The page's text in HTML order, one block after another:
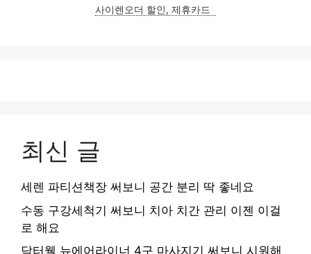
사이렌오더 할인, 제휴카드
최신 글
세렌 파티션책장 써보니 공간 분리 딱 좋네요
수동 구강세척기 써보니 치아 치간 관리 이젠 이걸
로 해요
닥터웰 뉴에어라이너 4구 마사지기 써보니 시원해